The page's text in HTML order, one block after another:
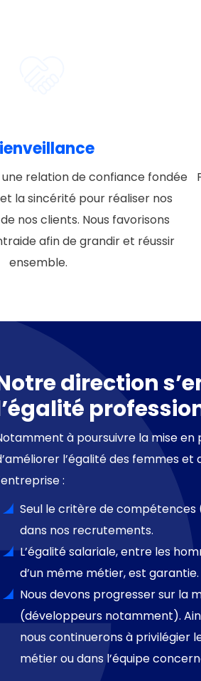
relation de confiance fondée
la sincérité pour réaliser nos
nos clients. Nous favorisons
afin de grandir et réussir
ensemble.
direction
à poursuivre la mise
l’égalité des femmes et
:
Seul le critère de
dans nos recrutements.
L’égalité salariale, entre les
d’un même métier, est garantie.
Nous devons progresser sur la
(développeurs notamment).
nous continuerons à privilégier
métier ou dans l’équipe